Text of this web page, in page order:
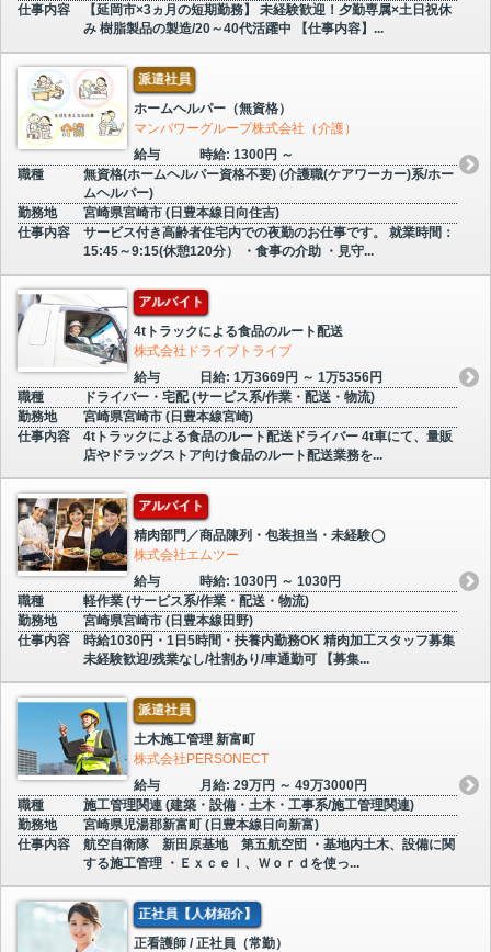
仕事内容
【延岡市×3ヵ月の短期勤務】 未経験歓迎！夕勤専属×土日祝休
み 樹脂製品の製造/20～40代活躍中 【仕事内容】...
派遣社員
ホームヘルパー（無資格）
マンパワーグループ株式会社（介護）
給与
時給: 1300円 ～
職種
無資格(ホームヘルパー資格不要) (介護職(ケアワーカー)系/ホー
ムヘルパー)
勤務地
宮崎県宮崎市 (日豊本線日向住吉)
仕事内容
サービス付き高齢者住宅内での夜勤のお仕事です。 就業時間：
15:45～9:15(休憩120分） ・食事の介助 ・見守...
アルバイト
4tトラックによる食品のルート配送
株式会社ドライブトライブ
給与
日給: 1万3669円 ～ 1万5356円
職種
ドライバー・宅配 (サービス系/作業・配送・物流)
勤務地
宮崎県宮崎市 (日豊本線宮崎)
仕事内容
4tトラックによる食品のルート配送ドライバー 4t車にて、量販
店やドラッグストア向け食品のルート配送業務を...
アルバイト
精肉部門／商品陳列・包装担当・未経験◯
株式会社エムツー
給与
時給: 1030円 ～ 1030円
職種
軽作業 (サービス系/作業・配送・物流)
勤務地
宮崎県宮崎市 (日豊本線田野)
仕事内容
時給1030円・1日5時間・扶養内勤務OK 精肉加工スタッフ募集
未経験歓迎/残業なし/社割あり/車通勤可 【募集...
派遣社員
土木施工管理 新富町
株式会社PERSONECT
給与
月給: 29万円 ～ 49万3000円
職種
施工管理関連 (建築・設備・土木・工事系/施工管理関連)
勤務地
宮崎県児湯郡新富町 (日豊本線日向新富)
仕事内容
航空自衛隊 新田原基地 第五航空団 ・基地内土木、設備に関
する施工管理 ・Ｅｘｃｅｌ、Ｗｏｒｄを使っ...
正社員【人材紹介】
正看護師 / 正社員（常勤）